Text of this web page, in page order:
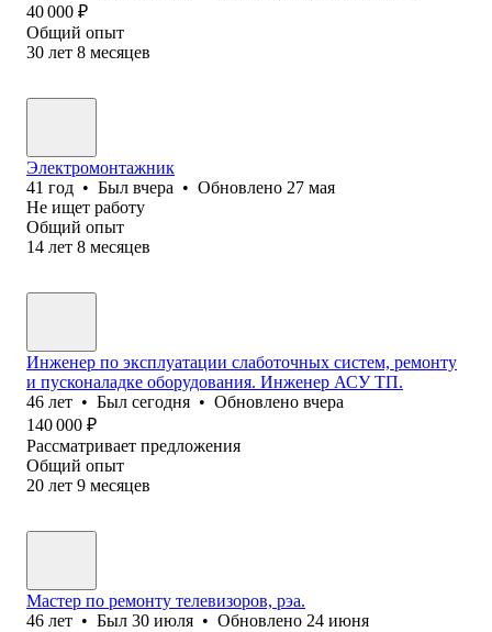
40 000 ₽
Общий опыт
30 лет 8 месяцев
Электромонтажник
41 год • Был вчера • Обновлено 27 мая
Не ищет работу
Общий опыт
14 лет 8 месяцев
Инженер по эксплуатации слаботочных систем, ремонту
и пусконаладке оборудования. Инженер АСУ ТП.
46 лет • Был сегодня • Обновлено вчера
140 000 ₽
Рассматривает предложения
Общий опыт
20 лет 9 месяцев
Мастер по ремонту телевизоров, рэа.
46 лет • Был 30 июля • Обновлено 24 июня